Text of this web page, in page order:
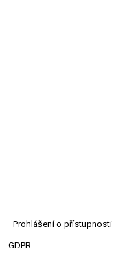
Prohlášení o přístupnosti
GDPR